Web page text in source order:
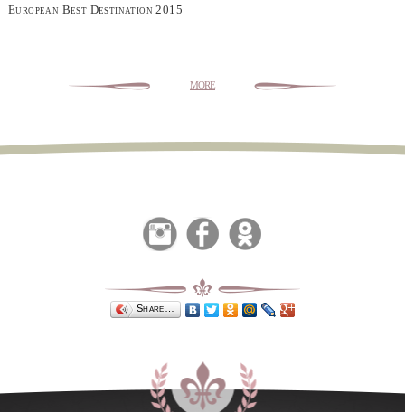
European Best Destination 2015
more
Share…